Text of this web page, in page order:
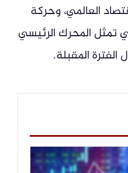
العالمي، وحركة
تمثل المحرك الرئيسي
المقبلة.